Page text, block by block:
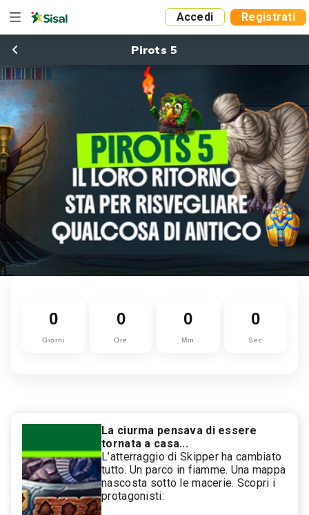
Accedi Registrati
Pirots 5
0
Giorni
0
Ore
0
Min
0
Sec
La ciurma pensava di essere
tornata a casa...
L’atterraggio di Skipper ha cambiato
tutto. Un parco in fiamme. Una mappa
nascosta sotto le macerie. Scopri i
protagonisti: